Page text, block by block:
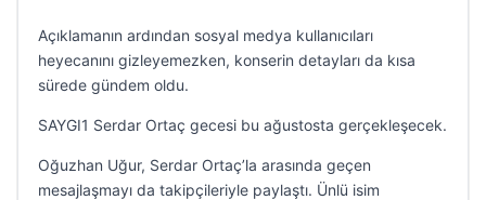
Açıklamanın ardından sosyal medya kullanıcıları
heyecanını gizleyemezken, konserin detayları da kısa
sürede gündem oldu.
SAYGI1 Serdar Ortaç gecesi bu ağustosta gerçekleşecek.
Oğuzhan Uğur, Serdar Ortaç’la arasında geçen
mesajlaşmayı da takipçileriyle paylaştı. Ünlü isim